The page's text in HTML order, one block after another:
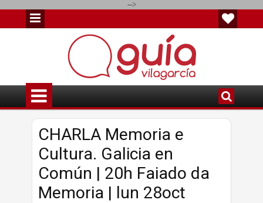
-->
CHARLA Memoria e
Cultura. Galicia en
Común | 20h Faiado da
Memoria | lun 28oct